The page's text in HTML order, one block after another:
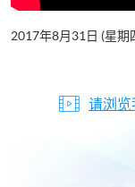
2017年8月31日 (星期
请浏览